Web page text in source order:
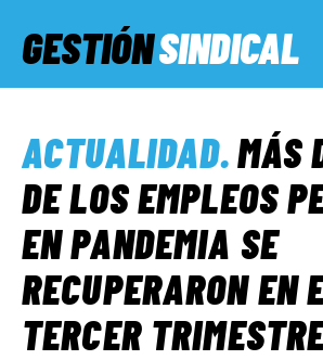
GESTIÓNSINDICAL
SERVICIOS SOCIALES
INFORMES ESPECIALES
FUERA DE MEGÁFONO
ACTUALIDAD.MÁS
DE LOS EMPLEOS
EN PANDEMIA SE
RECUPERARON EN
TERCER